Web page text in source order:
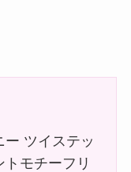
ツイステッ
トモチーフリ